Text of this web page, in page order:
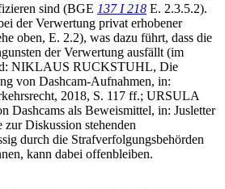
sind (BGE 137 I 218 E. 2.3.5.2).
der Verwertung privat erhobener
oben, E. 2.2), was dazu führt, dass die
der Verwertung ausfällt (im
NIKLAUS RUCKSTUHL, Die
von Dashcam-Aufnahmen, in:
2018, S. 117 ff.; URSULA
als Beweismittel, in: Jusletter
Diskussion stehenden
durch die Strafverfolgungsbehörden
kann dabei offenbleiben.